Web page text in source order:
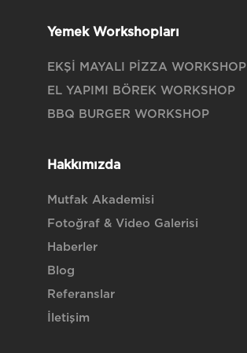
Yemek Workshopları
EKŞİ MAYALI PİZZA WORKSHOP
EL YAPIMI BÖREK WORKSHOP
BBQ BURGER WORKSHOP
Hakkımızda
Mutfak Akademisi
Fotoğraf & Video Galerisi
Haberler
Blog
Referanslar
İletişim